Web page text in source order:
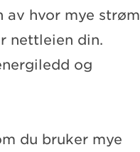
av hvor mye strøm
nettleien din.
og
du bruker mye